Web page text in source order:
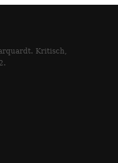
Kritisch,